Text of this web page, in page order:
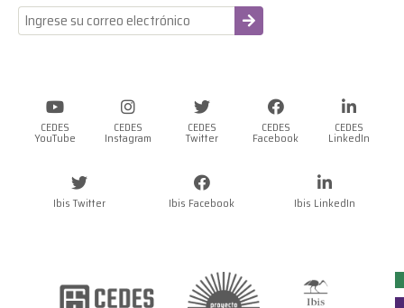
-
CEDES
YouTube
CEDES
Instagram
CEDES
Twitter
CEDES
Facebook
CEDES
LinkedIn
Ibis Twitter Ibis Facebook Ibis LinkedIn